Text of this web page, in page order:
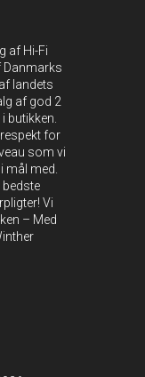
af Hi-Fi
Danmarks
landets
af god 2
butikken.
for
som vi
med.
Vi
– Med